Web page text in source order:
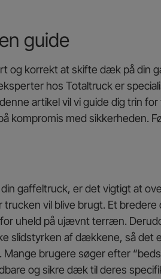
guide
og korrekt at skifte dæk på din
hos Totaltruck er
artikel vil vi guide dig trin for
kompromis med sikkerheden.
gaffeltruck, er det vigtigt at
vil blive brugt. Et
uheld på ujævnt terræn.
slidstyrken af dækkene, så det
brugere søger efter
og sikre dæk til deres